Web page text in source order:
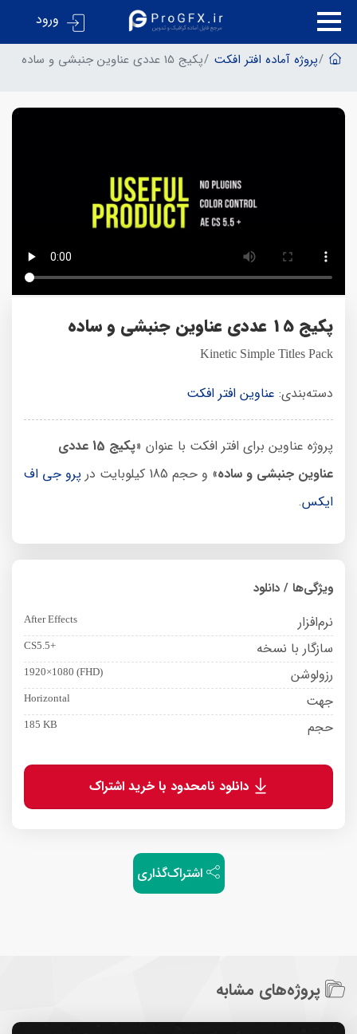
ورود
پروژه آماده افتر افکت پکیج 15 عددی عناوین جنبشی و ساده
پکیج 15 عددی عناوین جنبشی و ساده
Kinetic Simple Titles Pack
دسته‌بندی: عناوین افتر افکت
پروژه عناوین برای افتر افکت با عنوان «
پکیج 15 عددی
عناوین جنبشی و ساده» و حجم 185 کیلوبایت در
پرو جی اف
ایکس.
ویژگی‌ها / دانلود
نرم‌افزار After Effects
سازگار با نسخه CS5.5+
رزولوشن 1920×1080 (FHD)
جهت Horizontal
حجم 185 KB
دانلود نامحدود با خرید اشتراک
اشتراک‌گذاری
پروژه‌های مشابه